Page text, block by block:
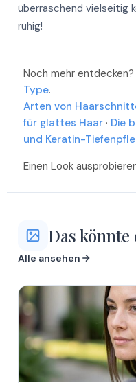
Mehr
Mehr
Mehr
Mehr
Mehr
überraschend vielseitig
ruhig!
Noch mehr entdecken?
Type.
Arten von
für glattes Haar · Die
und Keratin-
Einen Look
Das
Alle ansehen